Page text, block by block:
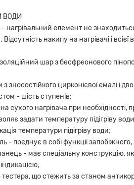
ВОДИ
нагрівальний елемент не
накипу на нагрівачі і
шар з бесфреонового
зносостійкого цирконієвої емалі і
- шість ступенів;
нагрівача при необхідності,
задати температуру підігріву
температури підігріву води;
- поєднує в собі функції
- має спеціальну конструкцію,
що стежить за станом